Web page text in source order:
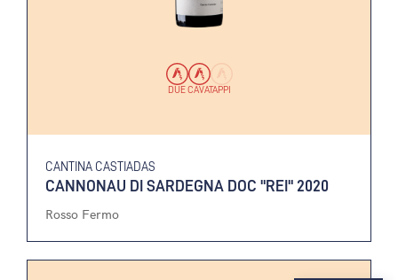
DUE CAVATAPPI
CANTINA CASTIADAS
CANNONAU DI SARDEGNA DOC "REI" 2020
Rosso Fermo